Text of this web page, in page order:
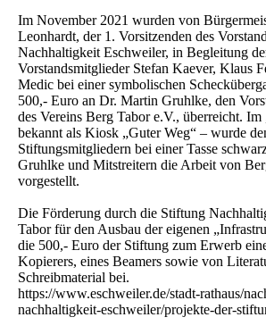
Im November 2021 wurden von
Leonhardt, der 1. Vorsitzenden des
Nachhaltigkeit Eschweiler, in Begleitung
Vorstandsmitglieder Stefan Kaever, Klaus
Medic bei einer symbolischen
500,- Euro an Dr. Martin Gruhlke, den
des Vereins Berg Tabor e.V., überreicht.
bekannt als Kiosk „Guter Weg“ – wurde
Stiftungsmitgliedern bei einer Tasse
Gruhlke und Mitstreitern die Arbeit von
vorgestellt.
Die Förderung durch die Stiftung
Tabor für den Ausbau der eigenen
die 500,- Euro der Stiftung zum Erwerb
Kopierers, eines Beamers sowie von
Schreibmaterial bei.
https://www.eschweiler.de/stadt-rathaus/
nachhaltigkeit-eschweiler/projekte-der-